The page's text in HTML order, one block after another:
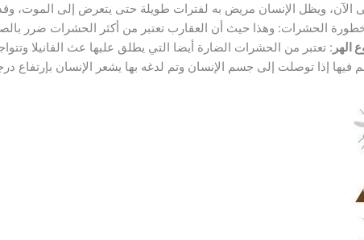
الآن، ويظل الإنسان مريض به لفترات طويلة حتى يتعرض إلى الموت،
الحشرات: وهذا حيث أن العقارب تعتبر من أكثر الحشرات ضرر
الهر : تعتبر من الحشرات الضارة أيضا التي يطلق عليها عث الفانيلا
إذا توصلت إلى جسم الإنسان وتم لدغه بها يشعر الإنسان بإرتفاع